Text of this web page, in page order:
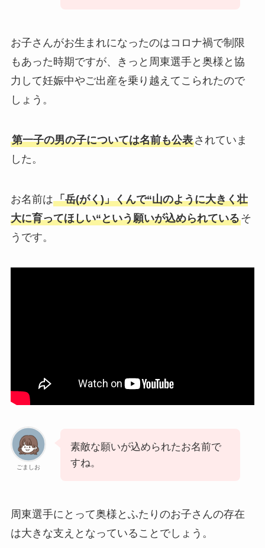
お子さんがお生まれになったのはコロナ禍で制限
もあった時期ですが、きっと周東選手と奥様と協
力して妊娠中やご出産を乗り越えてこられたので
しょう。
第一子の男の子については名前も公表されていま
した。
お名前は「岳(がく)」くんで“山のように大きく壮
大に育ってほしい“という願いが込められているそ
うです。
ごましお
素敵な願いが込められたお名前で
すね。
周東選手にとって奥様とふたりのお子さんの存在
は大きな支えとなっていることでしょう。